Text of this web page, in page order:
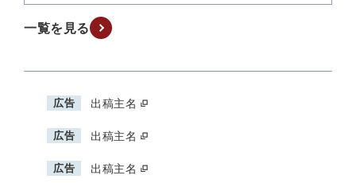
一覧を見る
広告 出稿主名
広告 出稿主名
広告 出稿主名